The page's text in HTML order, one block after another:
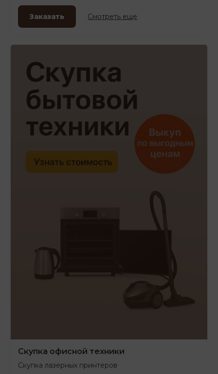
Заказать Смотреть еще
Скупка офисной техники
Скупка лазерных принтеров